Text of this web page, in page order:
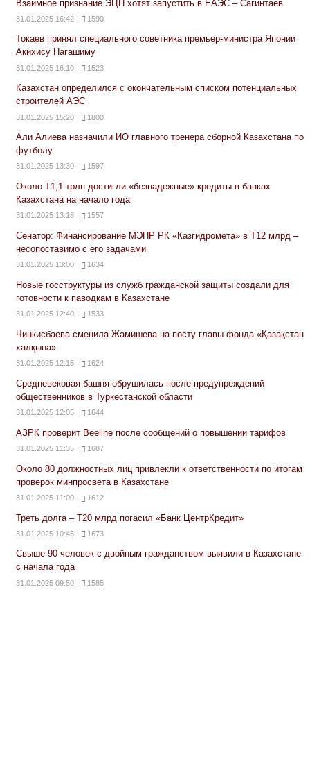
Взаимное признание ЭЦП хотят запустить в ЕАЭС – Сагинтаев
31.01.2025 16:42 1590
Токаев принял специального советника премьер-министра Японии
Акихису Нагашиму
31.01.2025 16:10 1523
Казахстан определился с окончательным списком потенциальных
строителей АЭС
31.01.2025 15:20 1800
Али Алиева назначили ИО главного тренера сборной Казахстана по
футболу
31.01.2025 13:30 1597
Около Т1,1 трлн достигли «безнадежные» кредиты в банках
Казахстана на начало года
31.01.2025 13:18 1557
Сенатор: Финансирование МЭПР РК «Казгидромета» в Т12 млрд –
несопоставимо с его задачами
31.01.2025 13:00 1634
Новые госструктуры из служб гражданской защиты создали для
готовности к паводкам в Казахстане
31.01.2025 12:40 1533
Чинкисбаева сменила Жамишева на посту главы фонда «Қазақстан
халқына»
31.01.2025 12:15 1624
Средневековая башня обрушилась после предупреждений
общественников в Туркестанской области
31.01.2025 12:05 1644
АЗРК проверит Beeline после сообщений о повышении тарифов
31.01.2025 11:35 1687
Около 80 должностных лиц привлекли к ответственности по итогам
проверок минпросвета в Казахстане
31.01.2025 11:00 1612
Треть долга – Т20 млрд погасил «Банк ЦентрКредит»
31.01.2025 10:45 1673
Свыше 90 человек с двойным гражданством выявили в Казахстане
с начала года
31.01.2025 09:50 1585